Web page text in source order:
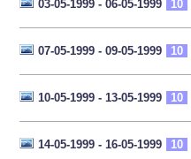
03-05-1999 - 06-05-1999 10
07-05-1999 - 09-05-1999 10
10-05-1999 - 13-05-1999 10
14-05-1999 - 16-05-1999 10